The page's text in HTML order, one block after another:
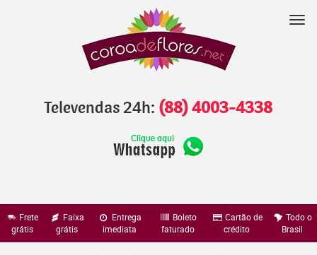
Televendas 24h: (88) 4003-4338
Frete
grátis
Faixa
grátis
Entrega
imediata
Boleto
faturado
Cartão de
crédito
Todo o
Brasil